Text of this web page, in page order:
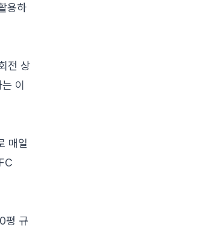
용하
전 상
이
매일
평 규